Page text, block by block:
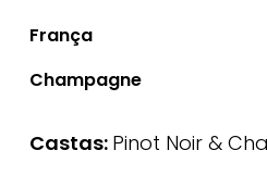
França
Champagne
Castas: Pinot Noir &